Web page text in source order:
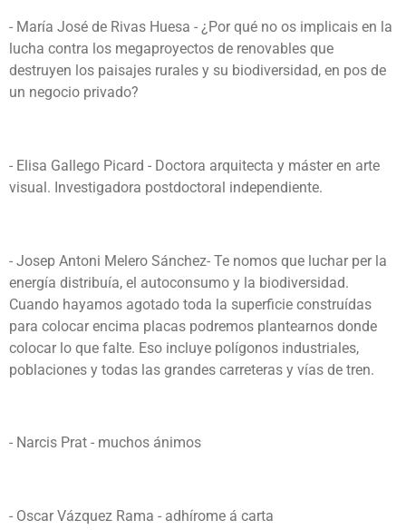
- María José de Rivas Huesa - ¿Por qué no os implicais en la
lucha contra los megaproyectos de renovables que
destruyen los paisajes rurales y su biodiversidad, en pos de
un negocio privado?
- Elisa Gallego Picard - Doctora arquitecta y máster en arte
visual. Investigadora postdoctoral independiente.
- Josep Antoni Melero Sánchez- Te nomos que luchar per la
energía distribuía, el autoconsumo y la biodiversidad.
Cuando hayamos agotado toda la superficie construídas
para colocar encima placas podremos plantearnos donde
colocar lo que falte. Eso incluye polígonos industriales,
poblaciones y todas las grandes carreteras y vías de tren.
- Narcis Prat - muchos ánimos
- Oscar Vázquez Rama - adhírome á carta